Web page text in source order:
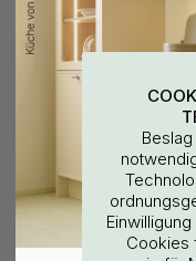
13.94 € 16.40 €
Auf Lager
Cookies
WOULD YOU